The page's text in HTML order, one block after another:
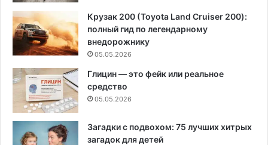
Крузак 200 (Toyota Land Cruiser 200):
полный гид по легендарному
внедорожнику
05.05.2026
Глицин — это фейк или реальное
средство
05.05.2026
Загадки с подвохом: 75 лучших хитрых
загадок для детей